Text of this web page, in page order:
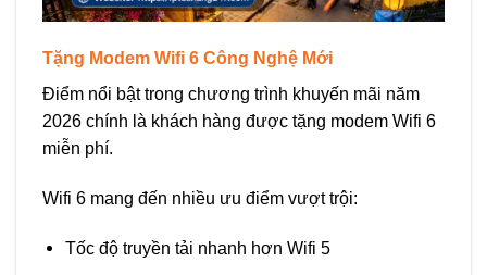
Tặng Modem Wifi 6 Công Nghệ Mới
Điểm nổi bật trong chương trình khuyến mãi năm
2026 chính là khách hàng được tặng modem Wifi 6
miễn phí.
Wifi 6 mang đến nhiều ưu điểm vượt trội:
Tốc độ truyền tải nhanh hơn Wifi 5